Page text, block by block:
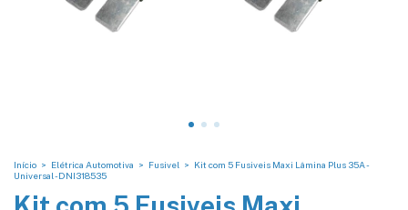
Início > Elétrica Automotiva > Fusivel > Kit com 5 Fusiveis Maxi Lâmina Plus 35A -
Universal - DNI318535